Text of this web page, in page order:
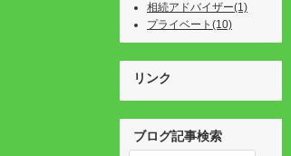
相続アドバイザー(1)
プライベート(10)
リンク
ブログ記事検索